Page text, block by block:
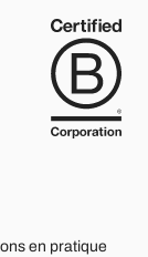
d’appeler le
d’appeler le
en pratique